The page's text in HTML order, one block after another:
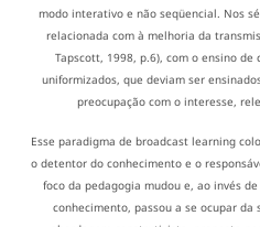
modo interativo e não seqüencial. Nos
relacionada com à melhoria da
Tapscott, 1998, p.6), com o ensino
uniformizados, que deviam ser
preocupação com o interesse,
Esse paradigma de broadcast learning
o detentor do conhecimento e o
foco da pedagogia mudou e, ao invés
conhecimento, passou a se ocupar da